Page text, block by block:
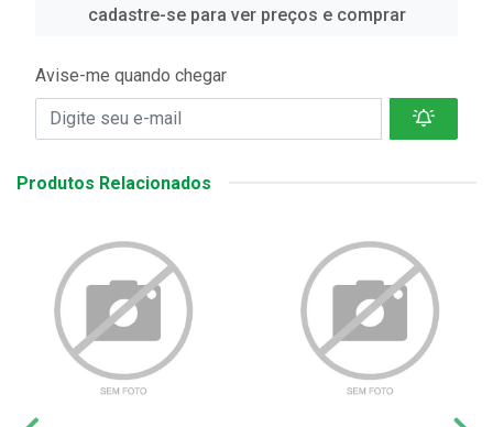
cadastre-se para ver preços e comprar
Avise-me quando chegar
Produtos Relacionados